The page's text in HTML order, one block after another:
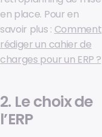
en place. Pour en
savoir plus : Comment
rédiger un cahier de
charges pour un ERP ?
2. Le choix de
l’ERP